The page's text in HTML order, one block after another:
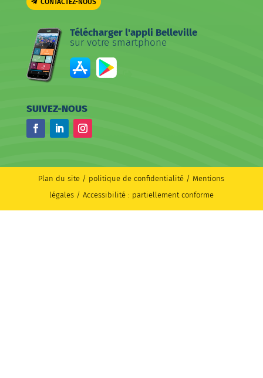
CONTACTEZ-NOUS
Télécharger l'appli Belleville
sur votre smartphone
SUIVEZ-NOUS
Plan du site / politique de confidentialité / Mentions
légales / Accessibilité : partiellement conforme